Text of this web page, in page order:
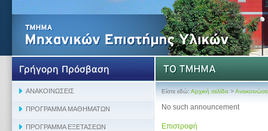
Είστε εδώ: Αρχική σελίδα >
No such announcement
Επιστροφή